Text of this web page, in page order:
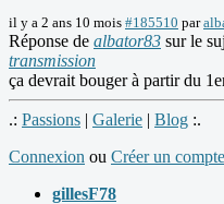
il y a 2 ans 10 mois #185510 par
Réponse de albator83 sur le
transmission
ça devrait bouger à partir du
.: Passions | Galerie | Blog :.
Connexion ou Créer un compte
gillesF78